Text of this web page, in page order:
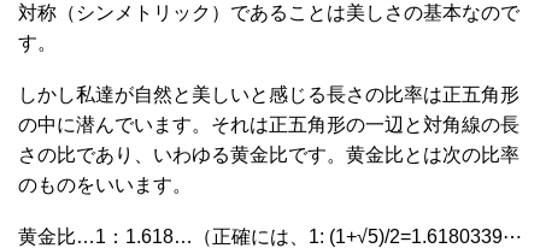
対称（シンメトリック）であることは美しさの基本なので
す。
しかし私達が自然と美しいと感じる長さの比率は正五角形
の中に潜んでいます。それは正五角形の一辺と対角線の長
さの比であり、いわゆる黄金比です。黄金比とは次の比率
のものをいいます。
黄金比…1：1.618…（正確には、1: (1+√5)/2=1.6180339⋯